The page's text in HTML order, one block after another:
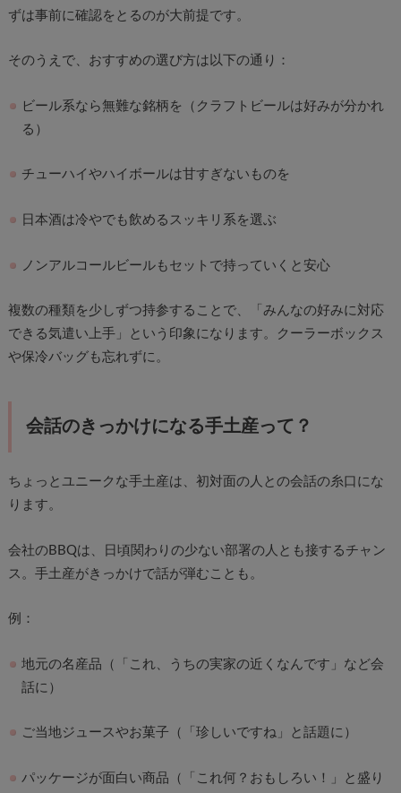
ずは事前に確認をとるのが大前提です。
そのうえで、おすすめの選び方は以下の通り：
ビール系なら無難な銘柄を（クラフトビールは好みが分かれ
る）
チューハイやハイボールは甘すぎないものを
日本酒は冷やでも飲めるスッキリ系を選ぶ
ノンアルコールビールもセットで持っていくと安心
複数の種類を少しずつ持参することで、「みんなの好みに対応
できる気遣い上手」という印象になります。クーラーボックス
や保冷バッグも忘れずに。
会話のきっかけになる手土産って？
ちょっとユニークな手土産は、初対面の人との会話の糸口にな
ります。
会社のBBQは、日頃関わりの少ない部署の人とも接するチャン
ス。手土産がきっかけで話が弾むことも。
例：
地元の名産品（「これ、うちの実家の近くなんです」など会
話に）
ご当地ジュースやお菓子（「珍しいですね」と話題に）
パッケージが面白い商品（「これ何？おもしろい！」と盛り